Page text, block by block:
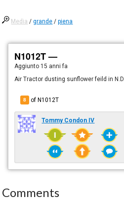
Media /grande /piena
N1012T —
Aggiunto 15 anni fa
Air Tractor dusting sunflower feild in N.D.
8 of N1012T
Tommy Condon IV
Comments